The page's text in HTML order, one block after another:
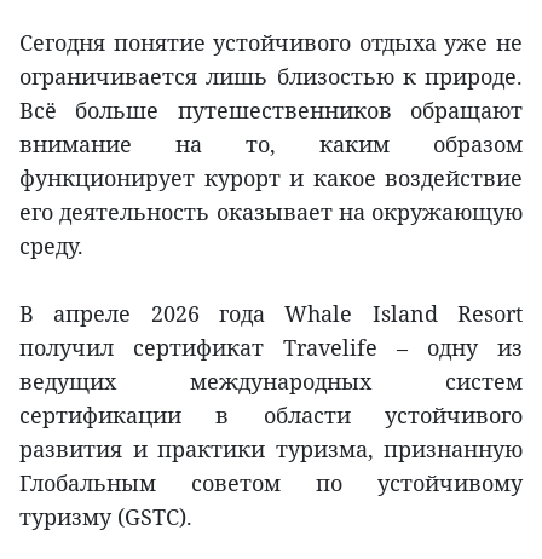
Сегодня понятие устойчивого отдыха уже не
ограничивается лишь близостью к природе.
Всё больше путешественников обращают
внимание на то, каким образом
функционирует курорт и какое воздействие
его деятельность оказывает на окружающую
среду.
В апреле 2026 года Whale Island Resort
получил сертификат Travelife – одну из
ведущих международных систем
сертификации в области устойчивого
развития и практики туризма, признанную
Глобальным советом по устойчивому
туризму (GSTC).